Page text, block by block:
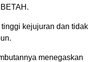
kejujuran dan tidak
menegaskan